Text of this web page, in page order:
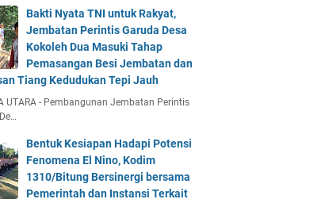
Bakti Nyata TNI untuk Rakyat,
Jembatan Perintis Garuda Desa
Kokoleh Dua Masuki Tahap
Pemasangan Besi Jembatan dan
Tiang Kedudukan Tepi Jauh
UTARA - Pembangunan Jembatan Perintis
Bentuk Kesiapan Hadapi Potensi
Fenomena El Nino, Kodim
1310/Bitung Bersinergi bersama
Pemerintah dan Instansi Terkait